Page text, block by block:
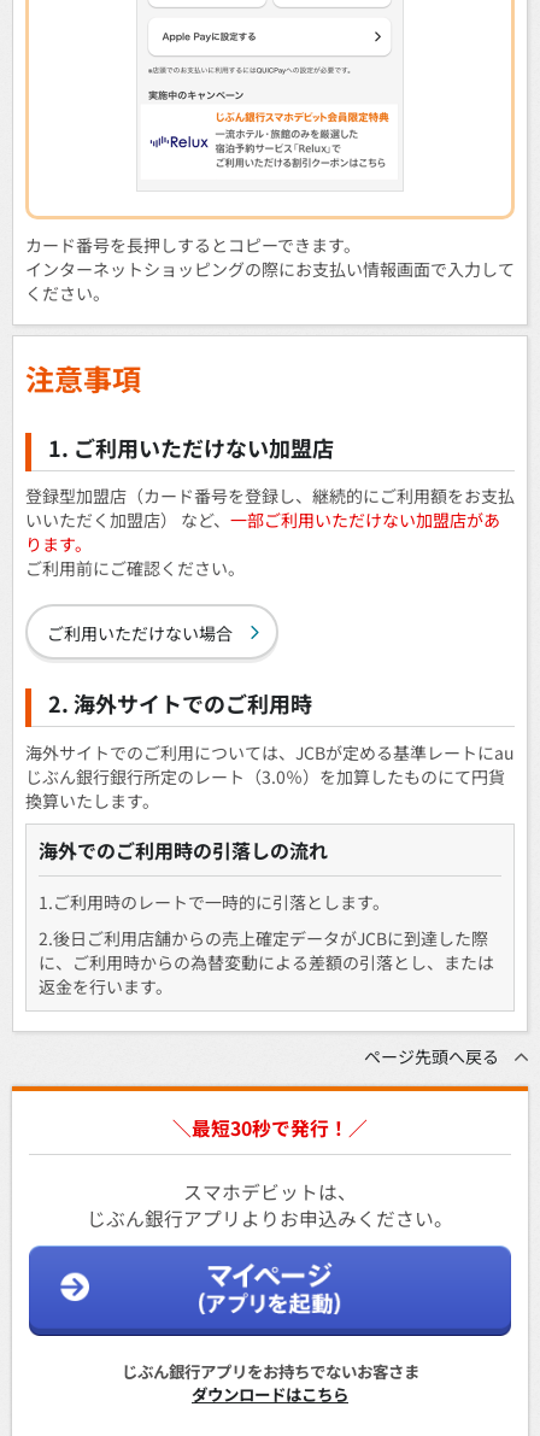
カード番号を長押しするとコピーできます。
インターネットショッピングの際にお支払い情報画面で入力して
ください。
注意事項
1. ご利用いただけない加盟店
登録型加盟店（カード番号を登録し、継続的にご利用額をお支払
いいただく加盟店） など、 一部ご利用いただけない加盟店があ
ります。
ご利用前にご確認ください。
ご利用いただけない場合
2. 海外サイトでのご利用時
海外サイトでのご利用については、JCBが定める基準レートにau
じぶん銀行銀行所定のレート（3.0％）を加算したものにて円貨
換算いたします。
海外でのご利用時の引落しの流れ
1.ご利用時のレートで一時的に引落とします。
2.後日ご利用店舗からの売上確定データがJCBに到達した際
に、ご利用時からの為替変動による差額の引落とし、または
返金を行います。
ページ先頭へ戻る
＼最短30秒で発行！／
スマホデビットは、
じぶん銀行アプリよりお申込みください。
じぶん銀行アプリをお持ちでないお客さま
ダウンロードはこちら